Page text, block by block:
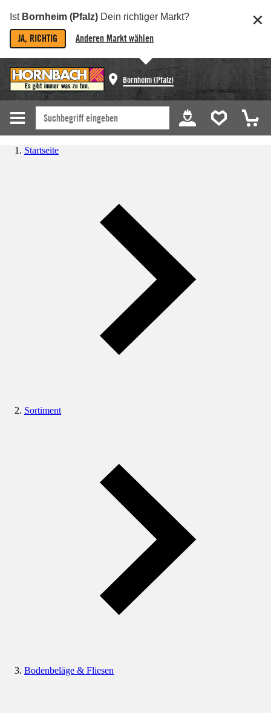
Ist Bornheim (Pfalz) Dein richtiger Markt?
JA, RICHTIG Anderen Markt wählen
Bornheim (Pfalz)
Startseite
Sortiment
Bodenbeläge & Fliesen